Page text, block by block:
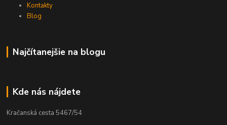
Kontakty
Blog
Najčítanejšie na blogu
Kde nás nájdete
Kračanská cesta 5467/54